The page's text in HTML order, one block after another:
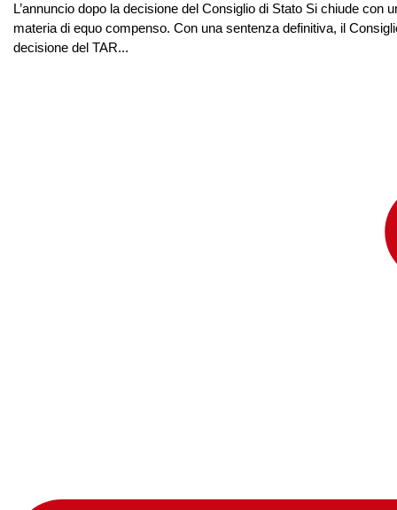
L’annuncio dopo la decisione del Consiglio di Stato Si chiude
materia di equo compenso. Con una sentenza definitiva, il
decisione del TAR...